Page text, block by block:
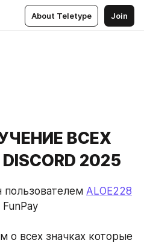
About Teletype Join
ВСЕХ
2025
пользователем ALOE228
о всех значках которые